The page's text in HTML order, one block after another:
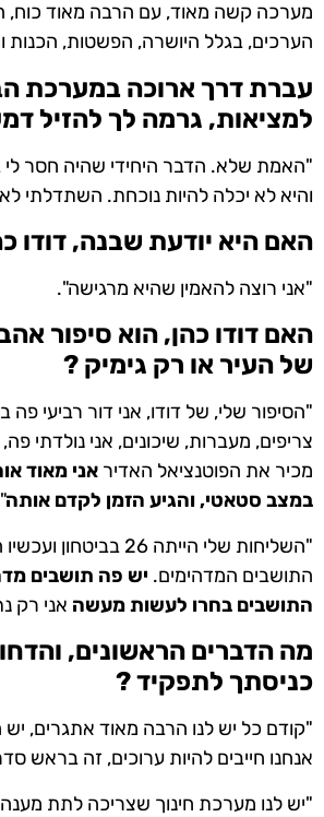
מערכה קשה מאוד, עם הרבה מאוד כוח,
הערכים, בגלל היושרה, הפשטות, הכנות
עברת דרך ארוכה במערכת
למציאות, גרמה לך להזיל
"האמת שלא. הדבר היחידי שהיה חסר לי
והיא לא יכלה להיות נוכחת. השתדלתי
האם היא יודעת שבנה, דודו
"אני רוצה להאמין שהיא מרגישה".
האם דודו כהן, הוא סיפור
של העיר או רק גימיק ?
"הסיפור שלי, של דודו, אני דור רביעי
צריפים, מעברות, שיכונים, אני נולדתי
מכיר את הפוטנציאל האדיר אני מאוד
במצב סטאטי, והגיע הזמן לקדם אותה
"השליחות שלי
התושבים המדהימים. יש פה תושבים
התושבים בחרו לעשות מעשה אני רק
מה הדברים הראשונים,
כניסתך לתפקיד ?
"קודם כל יש לנו הרבה מאוד אתגרים,
אנחנו חייבים להיות ערוכים, זה בראש
"יש לנו מערכת חינוך שצריכה לתת מענה